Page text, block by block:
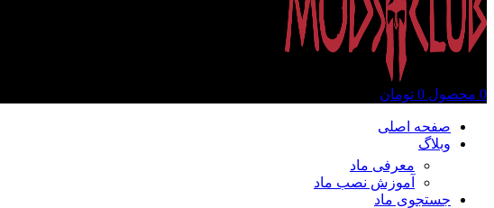
0 محصول 0 تومان
صفحه اصلی
وبلاگ
معرفی ماد
آموزش نصب ماد
جستجوی ماد